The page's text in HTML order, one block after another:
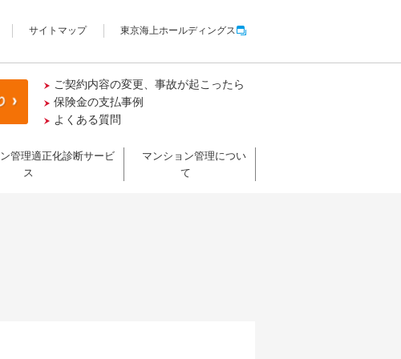
サイトマップ 東京海上ホールディングス
ご契約内容の変更、事故が起こったら
保険金の支払事例
よくある質問
管理適正化診断サービ
ス
マンション管理につい
て